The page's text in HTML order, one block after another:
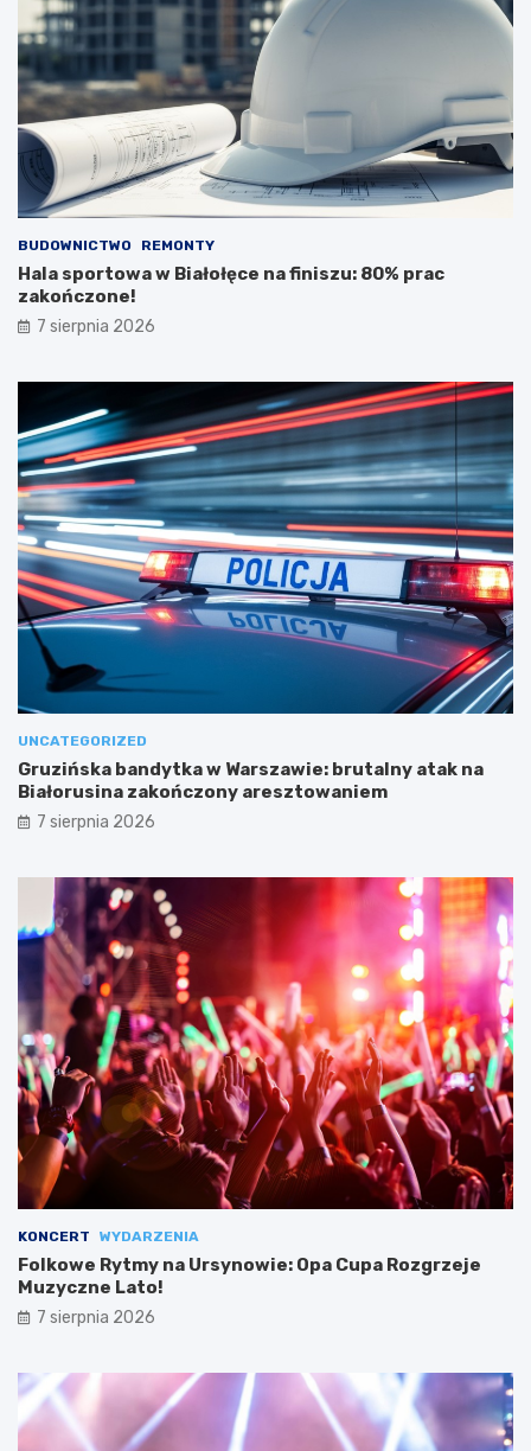
BUDOWNICTWO REMONTY
Hala sportowa w Białołęce na finiszu: 80% prac
zakończone!
7 sierpnia 2026
UNCATEGORIZED
Gruzińska bandytka w Warszawie: brutalny atak na
Białorusina zakończony aresztowaniem
7 sierpnia 2026
KONCERT WYDARZENIA
Folkowe Rytmy na Ursynowie: Opa Cupa Rozgrzeje
Muzyczne Lato!
7 sierpnia 2026